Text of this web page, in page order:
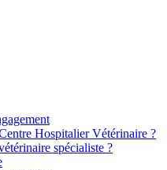
Hospitalier Vétérinaire ?
spécialiste ?